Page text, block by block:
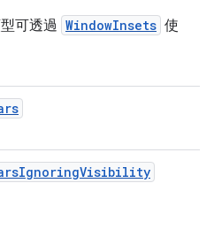
可透過 WindowInsets 使